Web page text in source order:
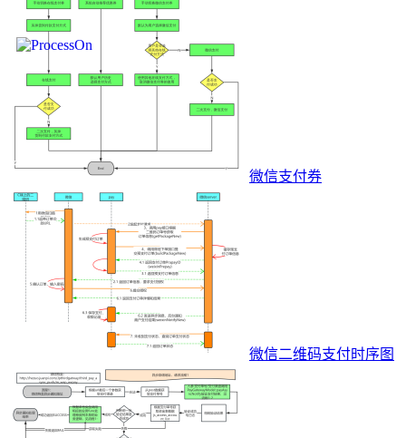
微信支付券
微信二维码支付时序图